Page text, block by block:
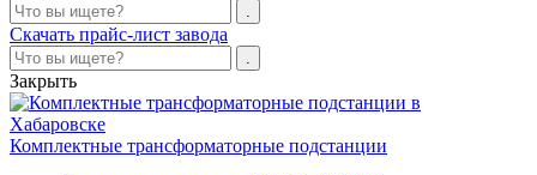
Скачать прайс-лист завода
Закрыть
Комплектные трансформаторные подстанции